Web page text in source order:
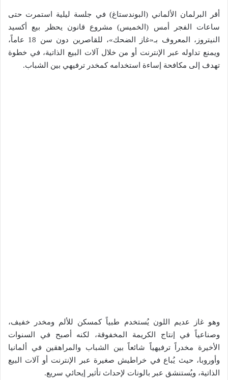
أقر البرلمان الألماني (البوندستاغ) في جلسة ليلية استمرت حتى
ساعات الفجر أمس (الخميس) مشروع قانون يحظر بيع أكسيد
النيتروز، المعروف بـ«غاز الضحك»، للقاصرين دون سن 18 عاماً،
ويمنع تداوله عبر الإنترنت أو من خلال آلات البيع الذاتية، في خطوة
تهدف إلى مكافحة إساءة استخدامه كمخدر ترفيهي بين الشباب.
وهو غاز عديم اللون يُستخدم طبياً كمسكن للألم ومخدر خفيف،
وصناعياً في إنتاج الكريمة المخفوقة، لكنه أصبح في السنوات
الأخيرة مخدراً ترفيهياً شائعاً بين الشباب والمراهقين في ألمانيا
وأوروبا، حيث يُباع في خراطيش صغيرة عبر الإنترنت أو آلات البيع
الذاتية، ويُستنشق عبر بالونات لإحداث تأثير إيحائي سريع.